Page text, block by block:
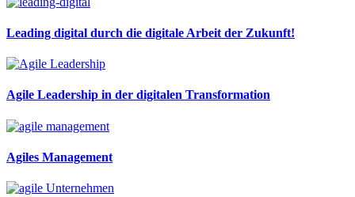
Leading digital durch die digitale Arbeit der Zukunft!
Agile Leadership in der digitalen Transformation
Agiles Management